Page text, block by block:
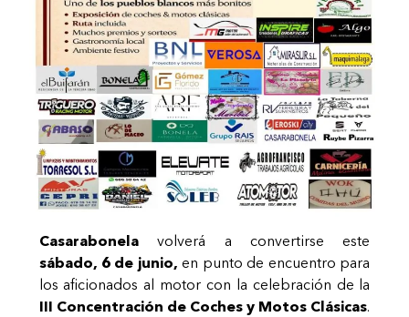
Casarabonelavolverá a convertirse este
sábado, 6 de junio, en punto de encuentro para
los aficionados al motor con la celebración de la
III Concentración de Coches y Motos Clásicas.